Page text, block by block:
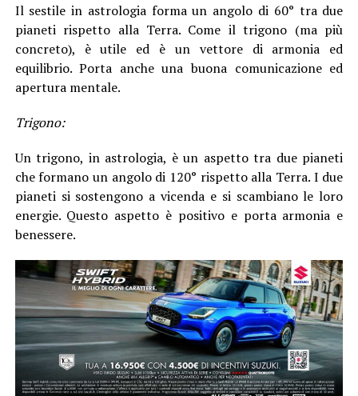
Il sestile in astrologia forma un angolo di 60° tra due
pianeti rispetto alla Terra. Come il trigono (ma più
concreto), è utile ed è un vettore di armonia ed
equilibrio. Porta anche una buona comunicazione ed
apertura mentale.
Trigono:
Un trigono, in astrologia, è un aspetto tra due pianeti
che formano un angolo di 120° rispetto alla Terra. I due
pianeti si sostengono a vicenda e si scambiano le loro
energie. Questo aspetto è positivo e porta armonia e
benessere.